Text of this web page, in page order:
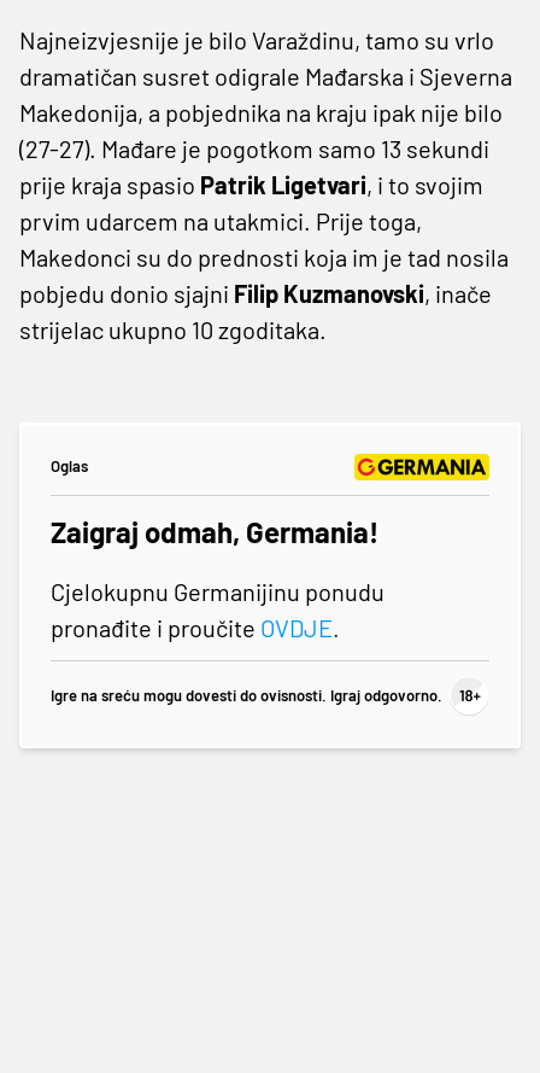
Najneizvjesnije je bilo Varaždinu, tamo su vrlo
dramatičan susret odigrale Mađarska i Sjeverna
Makedonija, a pobjednika na kraju ipak nije bilo
(27-27). Mađare je pogotkom samo 13 sekundi
prije kraja spasio Patrik Ligetvari, i to svojim
prvim udarcem na utakmici. Prije toga,
Makedonci su do prednosti koja im je tad nosila
pobjedu donio sjajni Filip Kuzmanovski, inače
strijelac ukupno 10 zgoditaka.
Oglas
Zaigraj odmah, Germania!
Cjelokupnu Germanijinu ponudu
pronađite i proučite OVDJE.
Igre na sreću mogu dovesti do ovisnosti. Igraj odgovorno.